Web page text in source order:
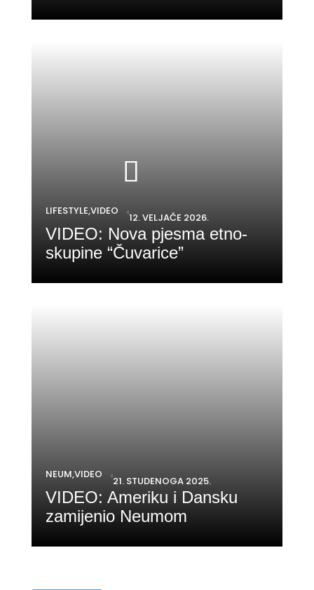

LIFESTYLE,VIDEO 12. VELJAČE 2026.
VIDEO: Nova pjesma etno-
skupine “Čuvarice”

NEUM,VIDEO 21. STUDENOGA 2025.
VIDEO: Ameriku i Dansku
zamijenio Neumom
